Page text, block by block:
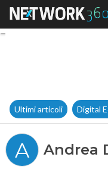
Ultimi articoli Digital
A Andrea